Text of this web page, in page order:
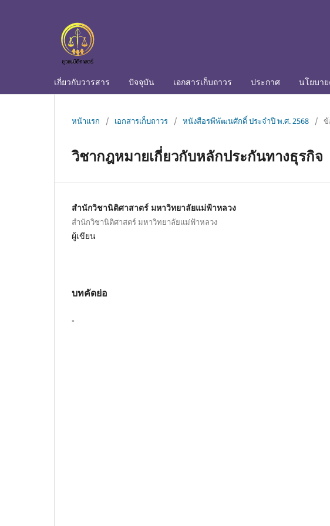
เกี่ยวกับวารสาร ปัจจุบัน เอกสารเก็บถาวร ประกาศ นโยบา
หน้าแรก / เอกสารเก็บถาวร / หนังสือรพีพัฒนศักดิ์ ประจำปี พ.ศ. 2568 / ข้
วิชากฎหมายเกี่ยวกับหลักประกันทางธุรกิจ
สำนักวิชานิติศาสาตร์ มหาวิทยาลัยแม่ฟ้าหลวง
สำนักวิชานิติศาสตร์ มหาวิทยาลัยแม่ฟ้าหลวง
ผู้เขียน
บทคัดย่อ
-